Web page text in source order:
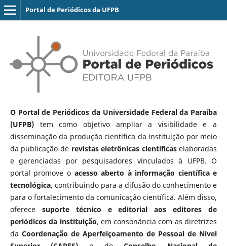
Portal de Periódicos da UFPB
O Portal de Periódicos da Universidade Federal da Paraíba
(UFPB)tem como objetivo ampliar a visibilidade e a
disseminação da produção científica da instituição por meio
da publicação de revistas eletrônicas científicaselaboradas
e gerenciadas por pesquisadores vinculados à UFPB. O
portal promove o acesso aberto à informação científica e
tecnológica, contribuindo para a difusão do conhecimento e
para o fortalecimento da comunicação científica. Além disso,
oferece suporte técnico e editorial aos editores de
periódicos da instituição, em consonância com as diretrizes
da Coordenação de Aperfeiçoamento de Pessoal de Nível